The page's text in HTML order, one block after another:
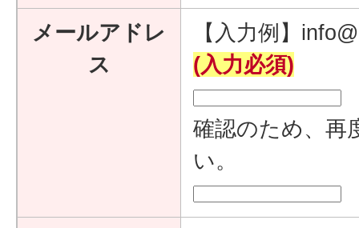
メールアドレ
ス
【入力例】
(入力必須)
確認のため、再
い。